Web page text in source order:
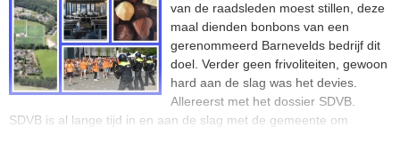
van de raadsleden moest stillen, deze
maal dienden bonbons van een
gerenommeerd Barnevelds bedrijf dit
doel. Verder geen frivoliteiten, gewoon
hard aan de slag was het devies.
Allereerst met het dossier SDVB.
SDVB is al lange tijd in en aan de slag met de gemeente om